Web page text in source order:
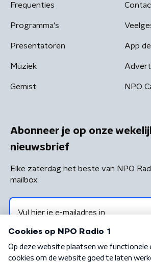
Frequenties
Programma's
Presentatoren
Muziek
Gemist
App
NPO
Abonneer je op onze
nieuwsbrief
Elke zaterdag het beste van NPO
mailbox